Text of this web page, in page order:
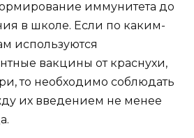
иммунитета до
в школе. Если по каким-
используются
вакцины от краснухи,
то необходимо соблюдать
их введением не менее